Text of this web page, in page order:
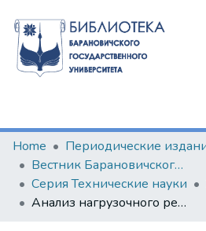
Communities & Collections
All of DSpace
Statistics
Home
Вестник Барановичского государственного университета
Серия Технические науки
Анализ нагрузочного резервирования сборных внутренних фрез